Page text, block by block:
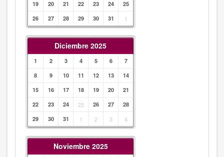
19
20 21 22 23 24
25
26
27 28 29 30 31 1
Diciembre 2025
1 2 3 4 5 6
7
8
9 10 11 12 13
14
15
16 17 18 19 20
21
22
23 24 25 26 27
28
29
30 31 1 2 3 4
Noviembre 2025